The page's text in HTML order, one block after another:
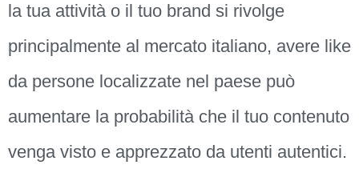
la tua attività o il tuo brand si rivolge
principalmente al mercato italiano, avere like
da persone localizzate nel paese può
aumentare la probabilità che il tuo contenuto
venga visto e apprezzato da utenti autentici.